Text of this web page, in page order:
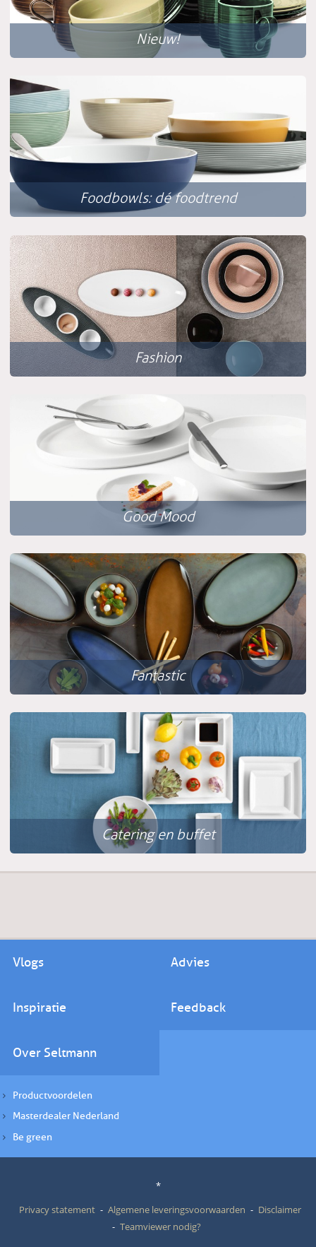
Nieuw!
Foodbowls: dé foodtrend
Fashion
Good Mood
Fantastic
Catering en buffet
Vlogs Advies
Inspiratie Feedback
Over Seltmann
Productvoordelen
Masterdealer Nederland
Be green
*
Privacy statement
Algemene leveringsvoorwaarden
Disclaimer
Teamviewer nodig?